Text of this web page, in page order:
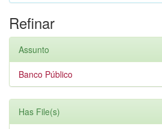
Refinar
Assunto
Banco Público
Has File(s)